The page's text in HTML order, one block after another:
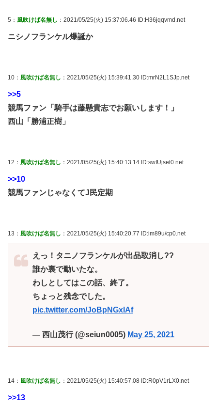
5： 風吹けば名無し ：2021/05/25(火) 15:37:06.46 ID:H36jqqvmd.net
ニシノフランケル爆誕か
10： 風吹けば名無し ：2021/05/25(火) 15:39:41.30 ID:mrN2L1SJp.net
>>5
競馬ファン「騎手は藤懸貴志でお願いします！」
西山「勝浦正樹」
12： 風吹けば名無し ：2021/05/25(火) 15:40:13.14 ID:swIUjset0.net
>>10
競馬ファンじゃなくてJ民定期
13： 風吹けば名無し ：2021/05/25(火) 15:40:20.77 ID:im89u/cp0.net
えっ！タニノフランケルが出品取消し??
誰か裏で動いたな。
わしとしてはこの話、終了。
ちょっと残念でした。
pic.twitter.com/JoBpNGxIAf
— 西山茂行 (@seiun0005) May 25, 2021
14： 風吹けば名無し ：2021/05/25(火) 15:40:57.08 ID:R0pV1rLX0.net
>>13